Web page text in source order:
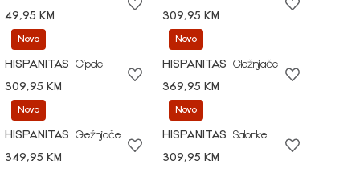
49,95 KM
309,95 KM
Novo
HISPANITAS
Cipele
309,95 KM
Novo
HISPANITAS
Gležnjače
369,95 KM
Novo
HISPANITAS
Gležnjače
349,95 KM
Novo
HISPANITAS
Salonke
309,95 KM